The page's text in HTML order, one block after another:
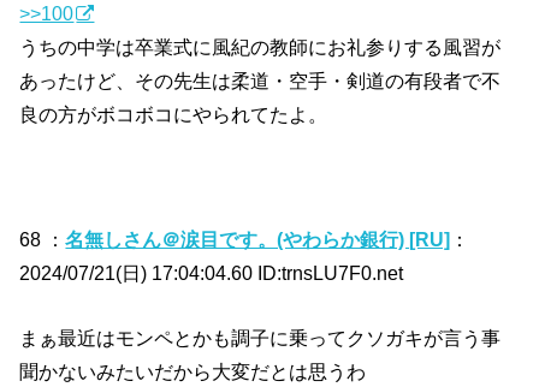
>>100
うちの中学は卒業式に風紀の教師にお礼参りする風習が
あったけど、その先生は柔道・空手・剣道の有段者で不
良の方がボコボコにやられてたよ。
68 ：名無しさん＠涙目です。(やわらか銀行) [RU] ：
2024/07/21(日) 17:04:04.60 ID:trnsLU7F0.net
まぁ最近はモンペとかも調子に乗ってクソガキが言う事
聞かないみたいだから大変だとは思うわ